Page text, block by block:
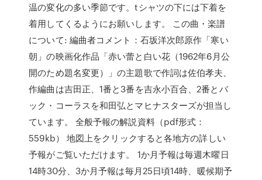
温の変化の多い季節です。tシャツの下には下着を
着用してくるようにお願いします。 この曲・楽譜
について: 編曲者コメント：石坂洋次郎原作「寒い
朝」の映画化作品「赤い蕾と白い花（1962年6月公
開のため題名変更）」の主題歌で作詞は佐伯孝夫、
作編曲は吉田正、1番と3番を吉永小百合、2番とバ
ック・コーラスを和田弘とマヒナスターズが担当し
ています。 全般予報の解説資料（pdf形式：
559kb） 地図上をクリックすると各地方の詳しい
予報がご覧いただけます。 1か月予報は毎週木曜日
14時30分、3か月予報は毎月25日頃14時、暖候期予